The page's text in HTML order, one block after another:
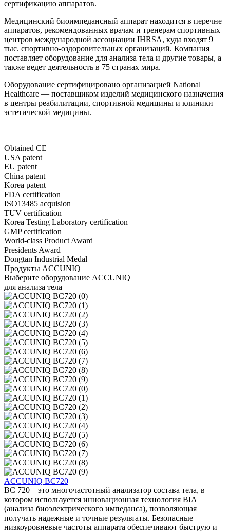
сертификацию аппаратов.
Медицинский биоимпедансный аппарат находится в перечне
аппаратов, рекомендованных врачам и тренерам спортивных
центров международной ассоциации IHRSA, куда входят 9
тыс. спортивно-оздоровительных организаций. Компания
поставляет оборудование для анализа тела и другие товары, а
также ведет деятельность в 75 странах мира.
Оборудование сертифицировано организацией National
Healthcare — поставщиком изделий медицинского назначения
в центры реабилитации, спортивной медицины и клиники
эстетической медицины.
Obtained CE
USA patent
EU patent
China patent
Korea patent
FDA certification
ISO13485 acquision
TUV certification
Korea Testing Laboratory certification
GMP certification
World-class Product Award
Presidents Award
Dongtan Industrial Medal
Продукты ACCUNIQ
Выберите оборудование ACCUNIQ
для анализа тела
ACCUNIQ BC720
BC 720 – это многочастотный анализатор состава тела, в
котором используется инновационная технология BIA
(анализа биоэлектрического импеданса), позволяющая
получать надежные и точные результаты. Безопасные
низкоуровневые частоты аппарата обеспечивают быструю и